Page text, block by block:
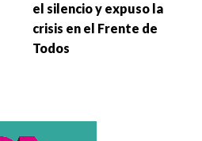
el silencio y expuso la
crisis en el Frente de
Todos